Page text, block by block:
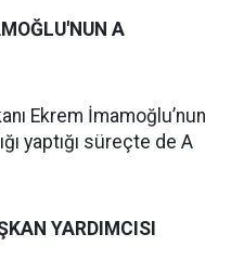
A
Ekrem İmamoğlu’nun
yaptığı süreçte de A
YARDIMCISI